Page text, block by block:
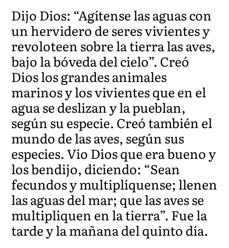
Dijo Dios: “Agítense las aguas con
un hervidero de seres vivientes y
revoloteen sobre la tierra las aves,
bajo la bóveda del cielo”. Creó
Dios los grandes animales
marinos y los vivientes que en el
agua se deslizan y la pueblan,
según su especie. Creó también el
mundo de las aves, según sus
especies. Vio Dios que era bueno y
los bendijo, diciendo: “Sean
fecundos y multiplíquense; llenen
las aguas del mar; que las aves se
multipliquen en la tierra”. Fue la
tarde y la mañana del quinto día.